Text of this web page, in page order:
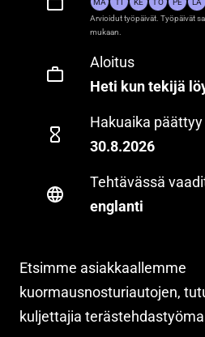
Etsimme asiakkaallemme
kuormausnosturiautojen,
kuljettajia
Arvioidut työpäivät. Työpäivät
mukaan.
Aloitus
Heti kun tekijä
Hakuaika päättyy
30.8.2026
Tehtävässä
englanti